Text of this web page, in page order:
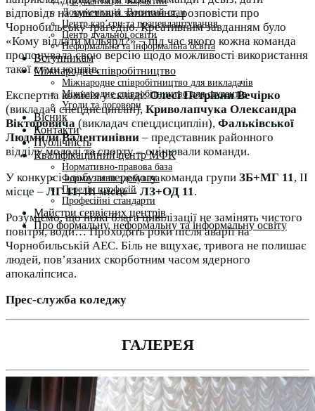
Документація. Воєнний стан
Центр кар’єри та працевлаштування
Центр дуальної освіти
Неформальна та інформальна освіта
Вступникам
Міжнародне співробітництво
Міжнародне співробітництво для викладачів
Міжнародне співробітництво для студентів
Угоди та договори
Вісник
Контакти
Публічність
Кваліфікаційний центр МФК
Нормативно-правова база
Форма заяви здобувача
Перелік професій
Професійні стандарти
Майстри сервісних центрів
Про формальну, неформальну та інформальну освіту
відповідь на змістовні запитання, розповісти про
Чорнобильську трагедію. Креативним завданням було
«Кому віддати мільярд?» – під час якого кожна команда
пропонувала свою версію щодо можливості використання
такої суми коштів.
Експертна комісія у складі:Олесі Петрівни Вечірко
(викладач спецдисциплін), Криволапчука Олександра
Вікторовича (викладач спецдисциплін), Фальківської
Людмили Валентинівни – представник районного
відділу молоді та спорту – оцінювали команди.
У конкурсі здобули перемогу команда групи ЗБ+МГ 11, ІІ
місце – ЛГ 11, ІІІ місце – ЛЗ+ОД 11.
Розуміємо, що ніякі блага цивілізації не замінять чистого
повітря, води… Проходять роки після аварії на
Чорнобильській АЕС. Біль не вщухає, тривога не полишає
людей, пов’язаних скорботним часом ядерного
апокаліпсиса.
Прес-служба коледжу
ГАЛЕРЕЯ